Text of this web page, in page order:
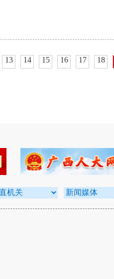
13 14 15 16 17 18